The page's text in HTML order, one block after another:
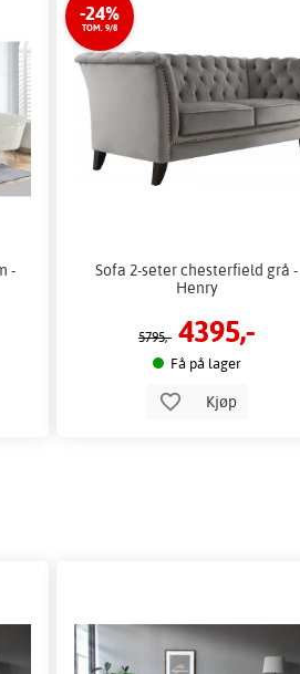
-
-24%
TOM. 9/8
Sofa 2-seter chesterfield grå -
Henry
5795,- 4395,-
Få på lager
Kjøp